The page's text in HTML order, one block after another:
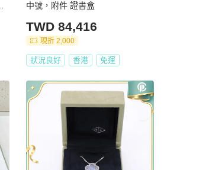
中號，附件 證書盒
TWD 84,416
現折 2,000
狀況良好 香港 免運